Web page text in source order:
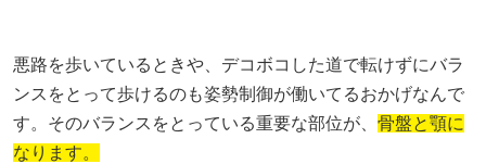
悪路を歩いているときや、デコボコした道で転けずにバラ
ンスをとって歩けるのも姿勢制御が働いてるおかげなんで
す。そのバランスをとっている重要な部位が、 骨盤と顎に
なります。